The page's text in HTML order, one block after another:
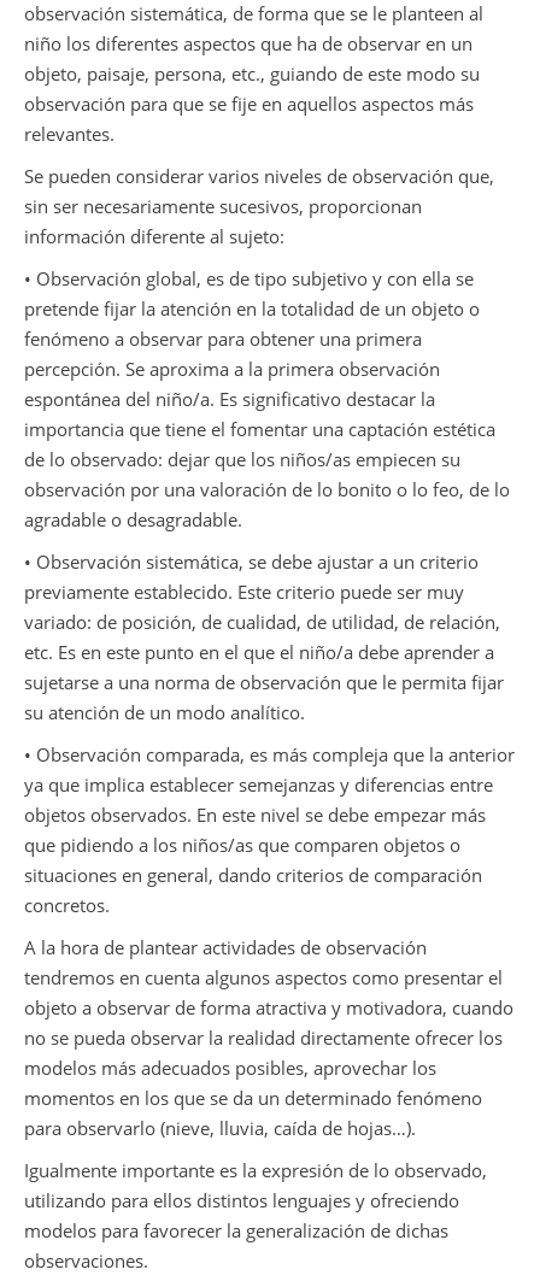
observación sistemática, de forma que se le planteen al
niño los diferentes aspectos que ha de observar en un
objeto, paisaje, persona, etc., guiando de este modo su
observación para que se fije en aquellos aspectos más
relevantes.
Se pueden considerar varios niveles de observación que,
sin ser necesariamente sucesivos, proporcionan
información diferente al sujeto:
• Observación global, es de tipo subjetivo y con ella se
pretende fijar la atención en la totalidad de un objeto o
fenómeno a observar para obtener una primera
percepción. Se aproxima a la primera observación
espontánea del niño/a. Es significativo destacar la
importancia que tiene el fomentar una captación estética
de lo observado: dejar que los niños/as empiecen su
observación por una valoración de lo bonito o lo feo, de lo
agradable o desagradable.
• Observación sistemática, se debe ajustar a un criterio
previamente establecido. Este criterio puede ser muy
variado: de posición, de cualidad, de utilidad, de relación,
etc. Es en este punto en el que el niño/a debe aprender a
sujetarse a una norma de observación que le permita fijar
su atención de un modo analítico.
• Observación comparada, es más compleja que la anterior
ya que implica establecer semejanzas y diferencias entre
objetos observados. En este nivel se debe empezar más
que pidiendo a los niños/as que comparen objetos o
situaciones en general, dando criterios de comparación
concretos.
A la hora de plantear actividades de observación
tendremos en cuenta algunos aspectos como presentar el
objeto a observar de forma atractiva y motivadora, cuando
no se pueda observar la realidad directamente ofrecer los
modelos más adecuados posibles, aprovechar los
momentos en los que se da un determinado fenómeno
para observarlo (nieve, lluvia, caída de hojas…).
Igualmente importante es la expresión de lo observado,
utilizando para ellos distintos lenguajes y ofreciendo
modelos para favorecer la generalización de dichas
observaciones.